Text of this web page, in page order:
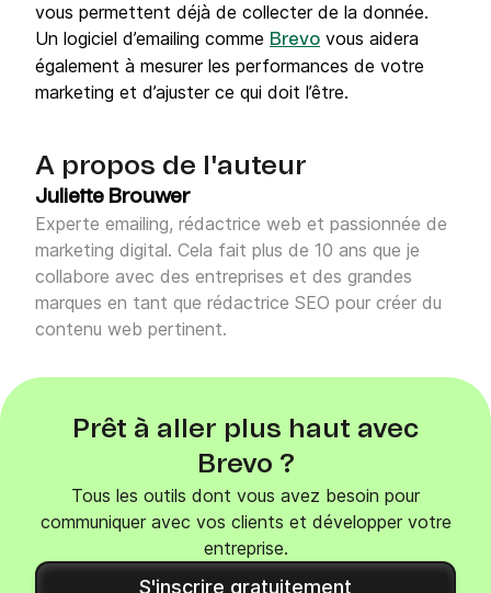
vous permettent déjà de collecter de la donnée.
Un logiciel d’emailing comme Brevo vous aidera
également à mesurer les performances de votre
marketing et d’ajuster ce qui doit l’être.
A propos de l'auteur
Juliette Brouwer
Experte emailing, rédactrice web et passionnée de
marketing digital. Cela fait plus de 10 ans que je
collabore avec des entreprises et des grandes
marques en tant que rédactrice SEO pour créer du
contenu web pertinent.
Prêt à aller plus haut avec
Brevo ?
Tous les outils dont vous avez besoin pour
communiquer avec vos clients et développer votre
entreprise.
S'inscrire gratuitement